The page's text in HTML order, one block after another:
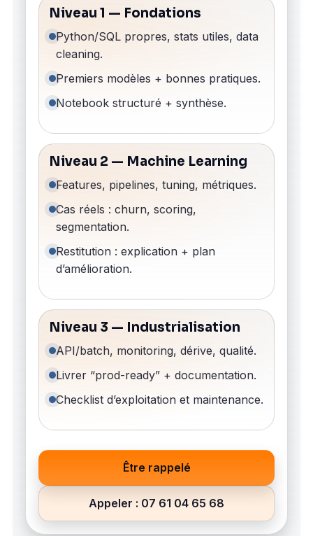
Niveau 1 — Fondations
Python/SQL propres, stats utiles, data
cleaning.
Premiers modèles + bonnes pratiques.
Notebook structuré + synthèse.
Niveau 2 — Machine Learning
Features, pipelines, tuning, métriques.
Cas réels : churn, scoring,
segmentation.
Restitution : explication + plan
d’amélioration.
Niveau 3 — Industrialisation
API/batch, monitoring, dérive, qualité.
Livrer “prod-ready” + documentation.
Checklist d’exploitation et maintenance.
Être rappelé
Appeler : 07 61 04 65 68